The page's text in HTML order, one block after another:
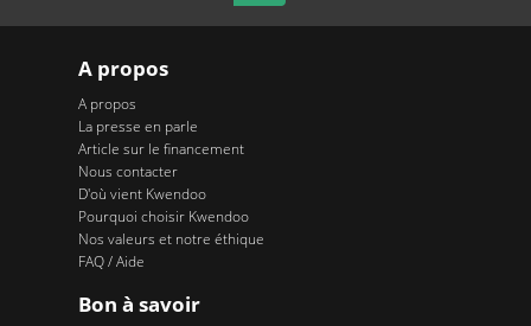
A propos
A propos
La presse en parle
Article sur le financement
Nous contacter
D'où vient Kwendoo
Pourquoi choisir Kwendoo
Nos valeurs et notre éthique
FAQ / Aide
Bon à savoir